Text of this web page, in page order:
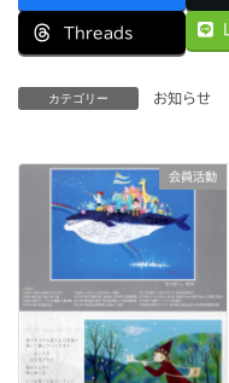
Threads
カテゴリー お知らせ
会員活動